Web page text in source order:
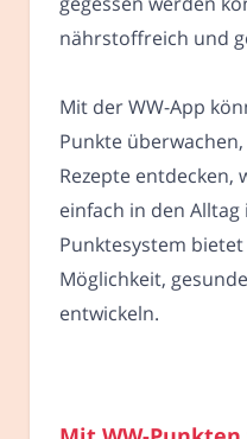
nährstoffreich und
Mit der WW-App
Punkte
Rezepte entdecken,
einfach in den
Punktesystem
Möglichkeit,
entwickeln.